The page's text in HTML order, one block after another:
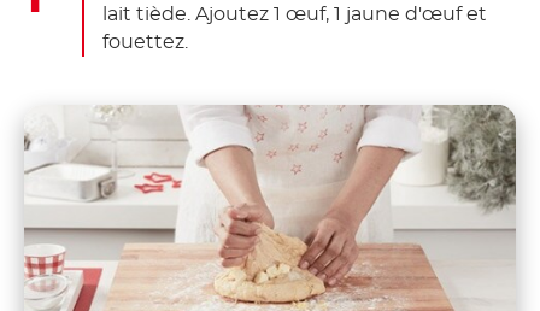
lait tiède. Ajoutez 1 œuf, 1 jaune d'œuf et
fouettez.